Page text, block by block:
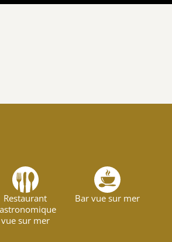
Restaurant
vue sur mer
Bar vue sur mer